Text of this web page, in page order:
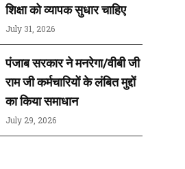
शिक्षा को व्यापक सुधार चाहिए
July 31, 2026
पंजाब सरकार ने मनरेगा/वीबी जी
राम जी कर्मचारियों के लंबित मुद्दों
का किया समाधान
July 29, 2026